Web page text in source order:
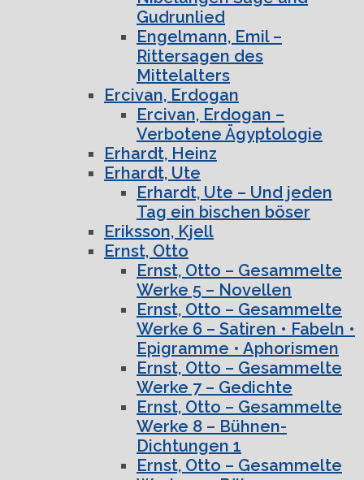
Gudrunlied
Engelmann, Emil –
Rittersagen des
Mittelalters
Ercivan, Erdogan
Ercivan, Erdogan –
Verbotene Ägyptologie
Erhardt, Heinz
Erhardt, Ute
Erhardt, Ute – Und jeden
Tag ein bischen böser
Eriksson, Kjell
Ernst, Otto
Ernst, Otto – Gesammelte
Werke 5 – Novellen
Ernst, Otto – Gesammelte
Werke 6 – Satiren • Fabeln •
Epigramme • Aphorismen
Ernst, Otto – Gesammelte
Werke 7 – Gedichte
Ernst, Otto – Gesammelte
Werke 8 – Bühnen-
Dichtungen 1
Ernst, Otto – Gesammelte